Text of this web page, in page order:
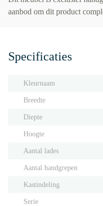
aanbod om dit product
Specificaties
Kleurnaam
Breedte
Diepte
Hoogte
Aantal lades
Aantal handgrepen
Kastindeling
Serie